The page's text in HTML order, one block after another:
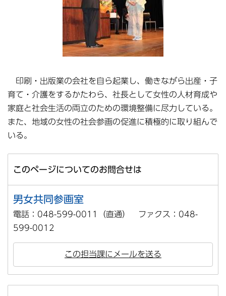
印刷・出版業の会社を自ら起業し、働きながら出産・子
育て・介護をするかたわら、社長として女性の人材育成や
家庭と社会生活の両立のための環境整備に尽力している。
また、地域の女性の社会参画の促進に積極的に取り組んで
いる。
このページについてのお問合せは
男女共同参画室
電話：048-599-0011（直通） ファクス：048-
599-0012
この担当課にメールを送る